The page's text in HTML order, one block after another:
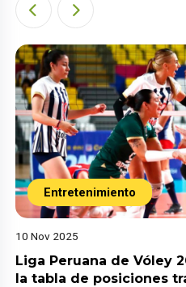
Entretenimiento
10 Nov 2025
Liga Peruana de Vóley
la tabla de posiciones